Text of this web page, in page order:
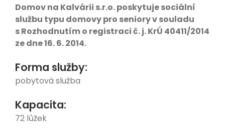
Domov na Kalvárii s.r.o. poskytuje sociální
službu typu domovy pro seniory v souladu
s Rozhodnutím o registraci č. j. KrÚ 40411/2014
ze dne 16. 6. 2014.
Forma služby:
pobytová služba
Kapacita:
72 lůžek